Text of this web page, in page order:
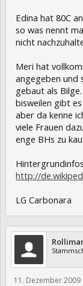
Edina hat 80C
so was nennt
nicht
Meri hat
angegeben und
gebaut als
bisweilen gibt
aber da kenne
viele Frauen
enge BHs zu
http://
LG Carbonara
11. Dezember 2009